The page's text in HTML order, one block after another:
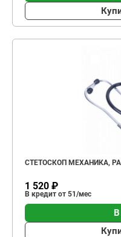
СТЕТОСКОП МЕХАНИКА,
1 520 ₽
В кредит от 51/мес